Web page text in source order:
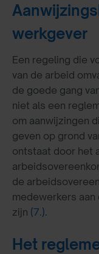
werkgever
Een regeling die
van de arbeid
de goede gang
niet als een
om aanwijzingen
geven op grond
ontstaat door het
de
medewerkers
zijn (7.).
Het